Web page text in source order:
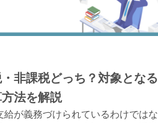
非課税どっち？対象となる
法を解説
給が義務づけられているわけではな